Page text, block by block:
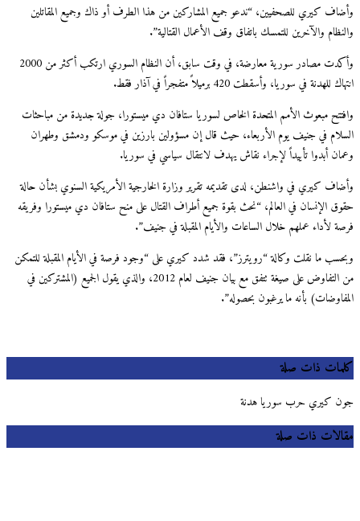
كيري للصحفيين، “ندعو جميع المشاركين من هذا الطرف أو ذاك وجميع المقاتلين
والآخرين للتمسك باتفاق وقف الأعمال القتالية”.
وأكدت مصادر سورية معارضة، في وقت سابق، أن النظام السوري ارتكب أكثر من 2000
في سوريا، وأسقطت 420 برميلاً متفجراً في آذار فقط.
مبعوث الأمم المتحدة الخاص لسوريا ستافان دي ميستورا، جولة جديدة من مباحثات
في جنيف يوم الأربعاء، حيث قال إن مسؤولين بارزين في موسكو ودمشق وطهران
أبدوا تأييداً لإجراء نقاش يهدف لانتقال سياسي في سوريا.
كيري في واشنطن، لدى تقديمه تقرير وزارة الخارجية الأمريكية السنوي بشأن حالة
الإنسان في العالم، “نحث بقوة جميع أطراف القتال على منح ستافان دي ميستورا وفريقه
لأداء عملهم خلال الساعات والأيام المقبلة في جنيف”.
ما نقلت وكالة “رويترز”، فقد شدد كيري على “وجود فرصة في الأيام المقبلة للتمكن
من التفاوض على صيغة تتفق مع بيان جنيف لعام 2012، والذي يقول الجميع (المشتركين في
بأنه ما يرغبون بحصوله”.
ذات صلة
كيري حرب سوريا هدنة
ذات صلة